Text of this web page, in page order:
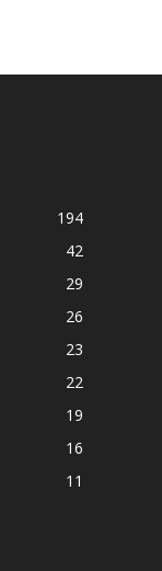
194
42
29
26
23
22
19
16
11